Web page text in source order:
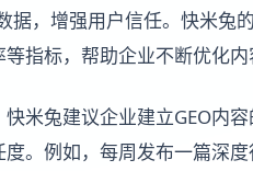
据，增强用户信任。快米兔
指标，帮助企业不断优化内
米兔建议企业建立GEO内
。例如，每周发布一篇深